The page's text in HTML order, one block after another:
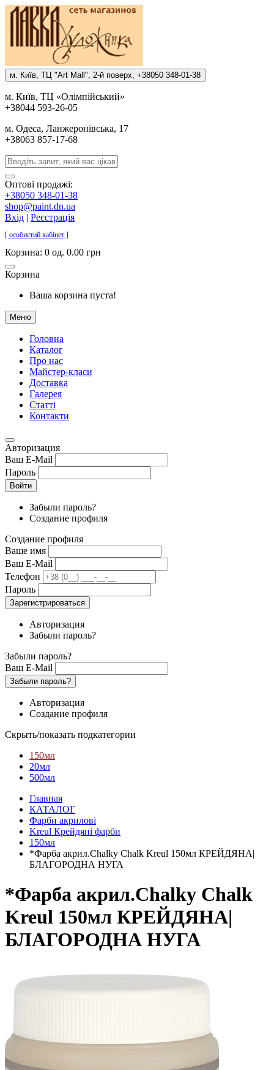
м. Киïв, ТЦ "Art Mall", 2-й поверх, +38050 348-01-38
м. Киïв, ТЦ «Олiмпiйський»
+38044 593-26-05
м. Одеса, Ланжеронiвська, 17
+38063 857-17-68
Оптові продажі:
+38050 348-01-38
shop@paint.dn.ua
Вхід | Реєстрація
[ особистий кабінет ]
Корзина: 0 од. 0.00 грн
Корзина
Ваша корзина пуста!
Меню
Головна
Каталог
Про нас
Майстер-класи
Доставка
Галерея
Статтi
Контакти
Авторизация
Ваш E-Mail
Пароль
Войти
Забыли пароль?
Создание профиля
Создание профиля
Ваше имя
Ваш E-Mail
Телефон
Пароль
Зарегистрироваться
Авторизация
Забыли пароль?
Забыли пароль?
Ваш E-Mail
Забыли пароль?
Авторизация
Создание профиля
Скрыть/показать подкатегории
150мл
20мл
500мл
Главная
КАТАЛОГ
Фарби акрилові
Kreul Крейдяні фарби
150мл
*Фарба акрил.Chalky Chalk Kreul 150мл КРЕЙДЯНА|
БЛАГОРОДНА НУГА
*Фарба акрил.Chalky Chalk
Kreul 150мл КРЕЙДЯНА|
БЛАГОРОДНА НУГА